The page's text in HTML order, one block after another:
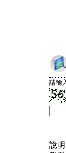
請輸
說明